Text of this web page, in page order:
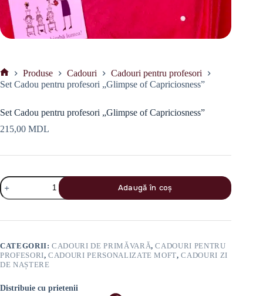
Prima
Produse Cadouri
Cadouri pentru profesori
Set Cadou pentru profesori „Glimpse of Capriciosness”
Set Cadou pentru profesori „Glimpse of Capriciosness”
215,00 MDL
Cantitate
Set
Cadou
profesori
Capriciosness"
Adaugă în coș
CATEGORII:CADOURI DE PRIMĂVARĂ,CADOURI PENTRU
PROFESORI,CADOURI PERSONALIZATE MOFT,CADOURI ZI
DE NAȘTERE
Distribuie cu prietenii